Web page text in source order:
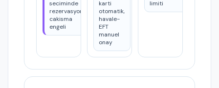
seciminde
rezervasyon
cakisma
engeli
karti
otomatik,
havale-
EFT
manuel
onay
limiti